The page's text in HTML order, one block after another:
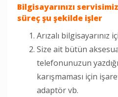
Bilgisayarınızı
süreç şu şekilde işler
Arızalı bilgisayarınız
Size ait bütün
telefonunuzun
karışmaması için
adaptör vb.